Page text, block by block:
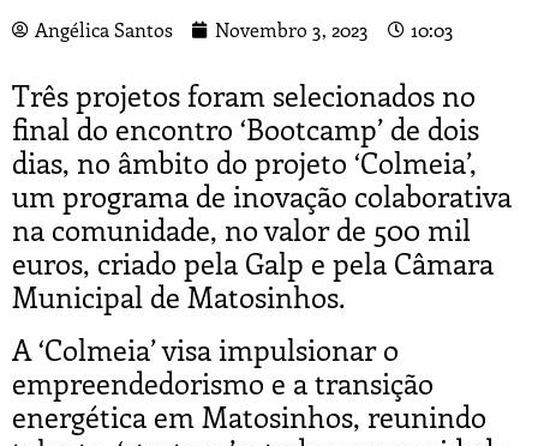
Angélica Santos Novembro 3, 2023 10:03
Três projetos foram selecionados no
final do encontro ‘Bootcamp’ de dois
dias, no âmbito do projeto ‘Colmeia’,
um programa de inovação colaborativa
na comunidade, no valor de 500 mil
euros, criado pela Galp e pela Câmara
Municipal de Matosinhos.
A ‘Colmeia’ visa impulsionar o
empreendedorismo e a transição
energética em Matosinhos, reunindo